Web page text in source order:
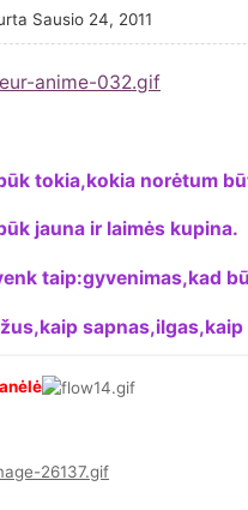
Sausio 24, 2011
tokia,kokia norėtum
jauna ir laimės kupina.
taip:gyvenimas,kad
sapnas,ilgas,kaip